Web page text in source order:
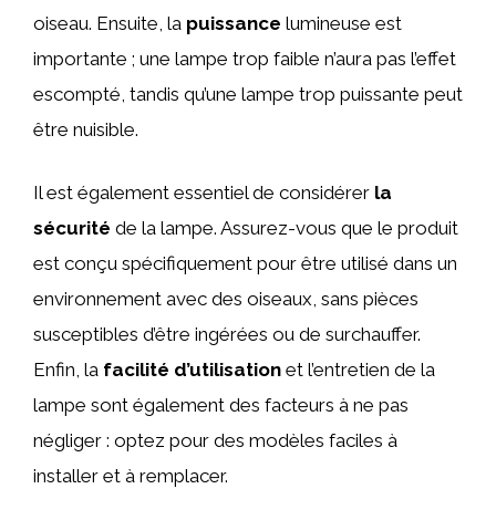
oiseau. Ensuite, la puissance lumineuse est
importante ; une lampe trop faible n’aura pas l’effet
escompté, tandis qu’une lampe trop puissante peut
être nuisible.
Il est également essentiel de considérer la
sécurité de la lampe. Assurez-vous que le produit
est conçu spécifiquement pour être utilisé dans un
environnement avec des oiseaux, sans pièces
susceptibles d’être ingérées ou de surchauffer.
Enfin, la facilité d’utilisation et l’entretien de la
lampe sont également des facteurs à ne pas
négliger : optez pour des modèles faciles à
installer et à remplacer.